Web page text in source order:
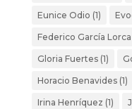
Eunice Odio (1)
Federico García Lorca
Gloria Fuertes(1)
Horacio Benavides(1)
Irina Henríquez (1)